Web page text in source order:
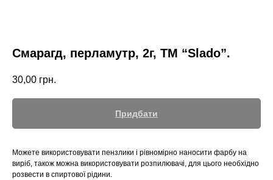
Смарагд, перламутр, 2г, ТМ “Slado”.
30,00 грн.
Придбати
Можете використовувати пензлики і рівномірно наносити фарбу на
виріб, також можна використовувати розпилювачі, для цього необхідно
розвести в спиртової рідини.